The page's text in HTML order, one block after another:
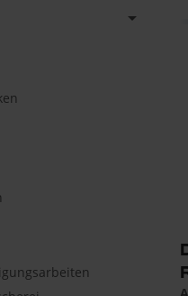
arrow_drop_down